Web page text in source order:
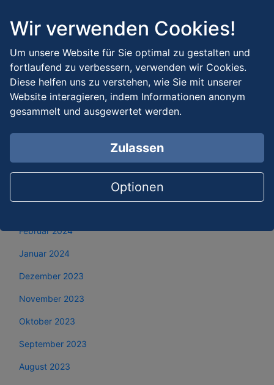
November 2024
Oktober 2024
September 2024
August 2024
Juli 2024
Mai 2024
Februar 2024
Januar 2024
Dezember 2023
November 2023
Oktober 2023
September 2023
August 2023
Wir verwenden Cookies!
Um unsere Website für Sie optimal zu gestalten und
fortlaufend zu verbessern, verwenden wir Cookies.
Diese helfen uns zu verstehen, wie Sie mit unserer
Website interagieren, indem Informationen anonym
gesammelt und ausgewertet werden.
Zulassen
Optionen